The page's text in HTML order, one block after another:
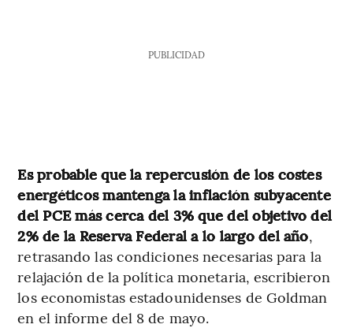
PUBLICIDAD
Es probable que la repercusión de los costes
energéticos mantenga la inflación subyacente
del PCE más cerca del 3% que del objetivo del
2% de la Reserva Federal a lo largo del año,
retrasando las condiciones necesarias para la
relajación de la política monetaria, escribieron
los economistas estadounidenses de Goldman
en el informe del 8 de mayo.